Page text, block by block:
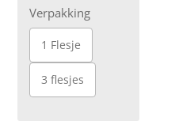
Verpakking
1 Flesje
3 flesjes